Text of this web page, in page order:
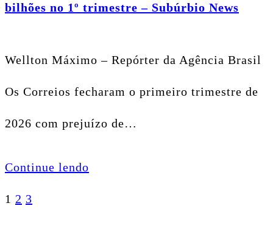
bilhões no 1º trimestre – Subúrbio News
Wellton Máximo – Repórter da Agência Brasil
Os Correios fecharam o primeiro trimestre de
2026 com prejuízo de…
Continue lendo
Paginação
1 2 3